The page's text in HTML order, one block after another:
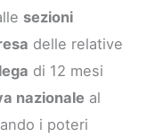
sezioni
delle relative
di 12 mesi
nazionale al
i poteri